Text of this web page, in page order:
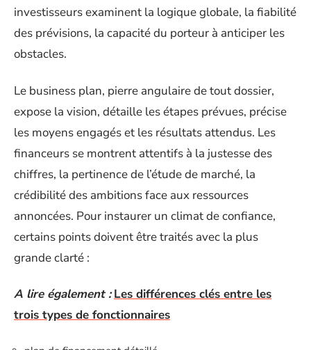
investisseurs examinent la logique globale, la fiabilité
des prévisions, la capacité du porteur à anticiper les
obstacles.
Le business plan, pierre angulaire de tout dossier,
expose la vision, détaille les étapes prévues, précise
les moyens engagés et les résultats attendus. Les
financeurs se montrent attentifs à la justesse des
chiffres, la pertinence de l’étude de marché, la
crédibilité des ambitions face aux ressources
annoncées. Pour instaurer un climat de confiance,
certains points doivent être traités avec la plus
grande clarté :
A lire également : Les différences clés entre les
trois types de fonctionnaires